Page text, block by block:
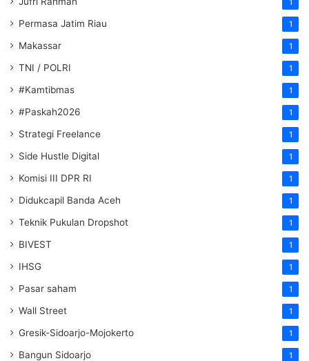
1
Permasa Jatim Riau 1
Makassar 1
TNI / POLRI 1
#Kamtibmas 1
#Paskah2026 1
Strategi Freelance 1
Side Hustle Digital 1
Komisi III DPR RI 1
Didukcapil Banda Aceh 1
Teknik Pukulan Dropshot 1
BIVEST 1
IHSG 1
Pasar saham 1
Wall Street 1
Gresik-Sidoarjo-Mojokerto 1
Bangun Sidoarjo 1